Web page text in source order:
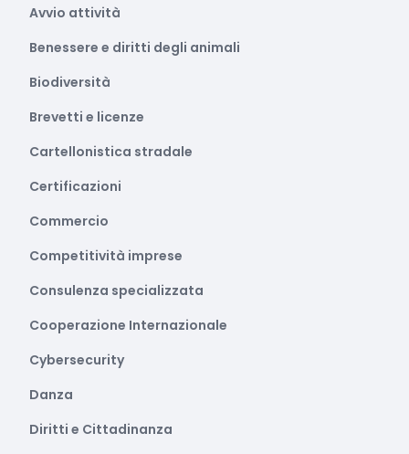
Avvio attività
Benessere e diritti degli animali
Biodiversità
Brevetti e licenze
Cartellonistica stradale
Certificazioni
Commercio
Competitività imprese
Consulenza specializzata
Cooperazione Internazionale
Cybersecurity
Danza
Diritti e Cittadinanza